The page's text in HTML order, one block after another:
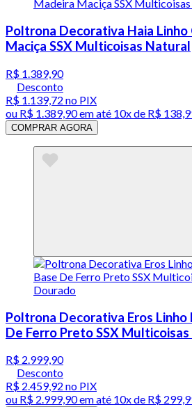
Poltrona Decorativa Haia Linho
Maciça SSX Multicoisas Natural
R$ 1.389,90
Desconto
R$ 1.139,72 no PIX
ou R$ 1.389,90em até 10x de R$
COMPRAR AGORA
Poltrona Decorativa Eros Linho
De Ferro Preto SSX
R$ 2.999,90
Desconto
R$ 2.459,92 no PIX
ou R$ 2.999,90em até 10x de R$